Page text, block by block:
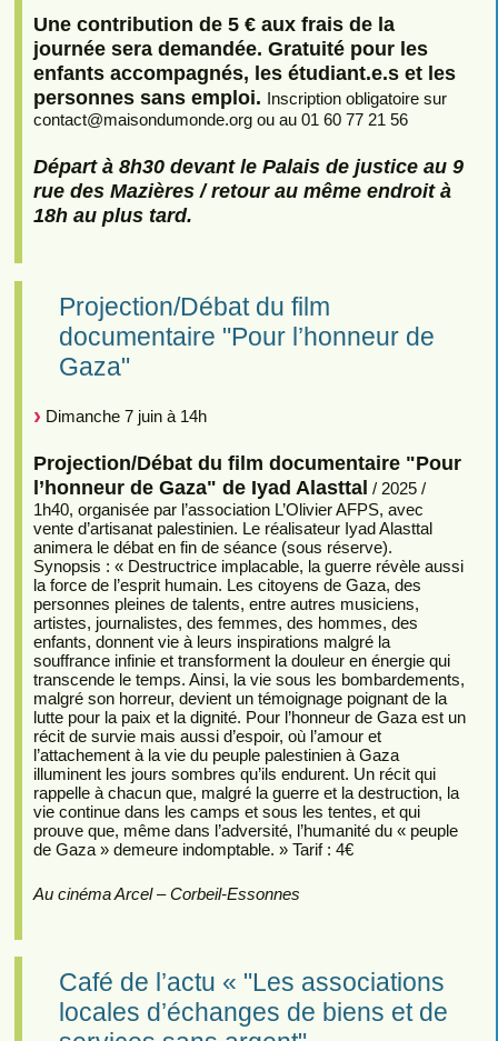
Une contribution de 5 € aux frais de la
journée sera demandée. Gratuité pour les
enfants accompagnés, les étudiant.e.s et les
personnes sans emploi. Inscription obligatoire sur
contact@maisondumonde.org ou au 01 60 77 21 56
Départ à 8h30 devant le Palais de justice au 9
rue des Mazières / retour au même endroit à
18h au plus tard.
Projection/Débat du film
documentaire "Pour l’honneur de
Gaza"
Dimanche 7 juin à 14h
Projection/Débat du film documentaire "Pour
l’honneur de Gaza" de Iyad Alasttal / 2025 /
1h40, organisée par l’association L’Olivier AFPS, avec
vente d’artisanat palestinien. Le réalisateur Iyad Alasttal
animera le débat en fin de séance (sous réserve).
Synopsis : « Destructrice implacable, la guerre révèle aussi
la force de l’esprit humain. Les citoyens de Gaza, des
personnes pleines de talents, entre autres musiciens,
artistes, journalistes, des femmes, des hommes, des
enfants, donnent vie à leurs inspirations malgré la
souffrance infinie et transforment la douleur en énergie qui
transcende le temps. Ainsi, la vie sous les bombardements,
malgré son horreur, devient un témoignage poignant de la
lutte pour la paix et la dignité. Pour l’honneur de Gaza est un
récit de survie mais aussi d’espoir, où l’amour et
l’attachement à la vie du peuple palestinien à Gaza
illuminent les jours sombres qu’ils endurent. Un récit qui
rappelle à chacun que, malgré la guerre et la destruction, la
vie continue dans les camps et sous les tentes, et qui
prouve que, même dans l’adversité, l’humanité du « peuple
de Gaza » demeure indomptable. » Tarif : 4€
Au cinéma Arcel – Corbeil-Essonnes
Café de l’actu « "Les associations
locales d’échanges de biens et de